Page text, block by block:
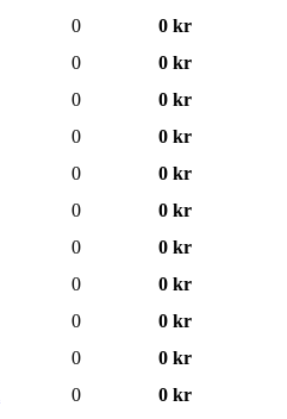
0
0 kr
0
0 kr
0
0 kr
0
0 kr
0
0 kr
0
0 kr
0
0 kr
0
0 kr
0
0 kr
0
0 kr
0
0 kr